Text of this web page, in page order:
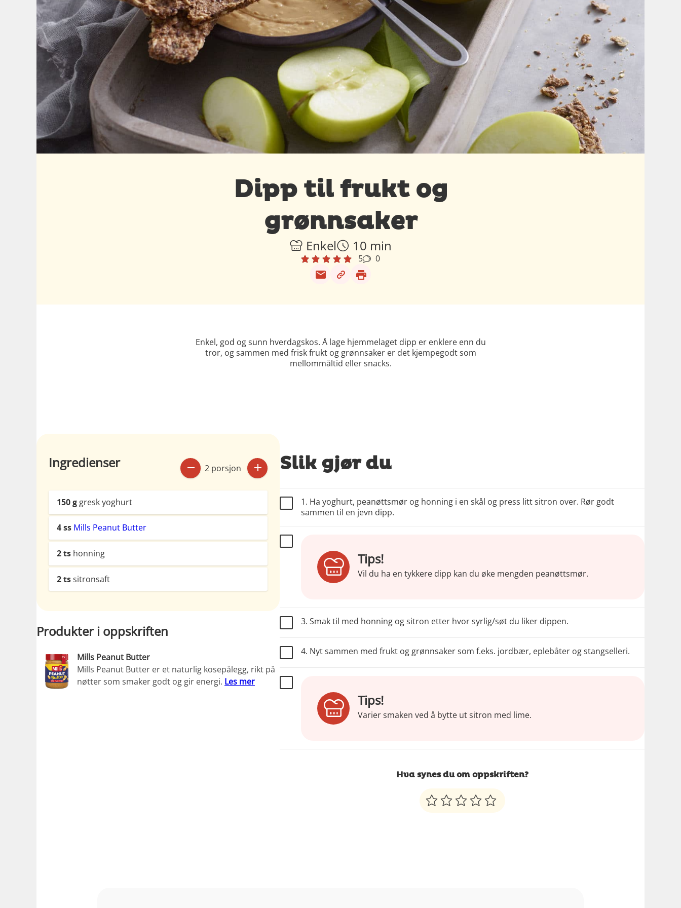
Dipp til frukt og
grønnsaker
Enkel 10 min
5 0
Enkel, god og sunn hverdagskos. Å lage hjemmelaget dipp er enklere enn du
tror, og sammen med frisk frukt og grønnsaker er det kjempegodt som
mellommåltid eller snacks.
Ingredienser 2 porsjon
150g gresk yoghurt
4ss Mills Peanut Butter
2ts honning
2tssitronsaft
Produkter i oppskriften
Mills Peanut Butter
Mills Peanut Butter er et naturlig kosepålegg, rikt på
nøtter som smaker godt og gir energi. Les mer
Slik gjør du
1. Ha yoghurt, peanøttsmør og honning i en skål og press litt sitron over. Rør godt
sammen til en jevn dipp.
Tips!
Vil du ha en tykkere dipp kan du øke mengden peanøttsmør.
3. Smak til med honning og sitron etter hvor syrlig/søt du liker dippen.
4. Nyt sammen med frukt og grønnsaker som f.eks. jordbær, eplebåter og stangselleri.
Tips!
Varier smaken ved å bytte ut sitron med lime.
Hva synes du om oppskriften?